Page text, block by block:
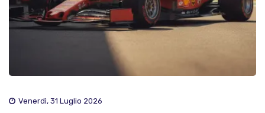
Venerdì, 31 Luglio 2026